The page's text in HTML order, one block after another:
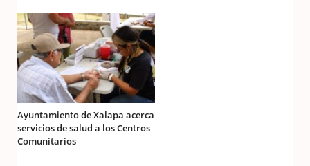
Ayuntamiento de Xalapa acerca
servicios de salud a los Centros
Comunitarios